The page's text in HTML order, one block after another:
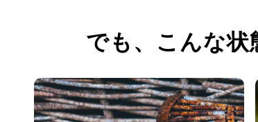
でも、 こんな状